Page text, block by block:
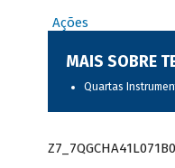
Ações
MAIS SOBRE
Quartas